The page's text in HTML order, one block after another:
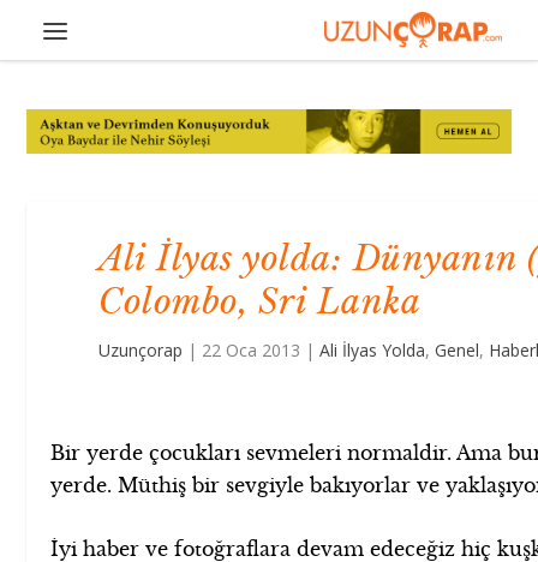
Ali İlyas yolda: Dünyanın
Colombo, Sri Lanka
Uzunçorap | 22 Oca 2013 |Ali İlyas Yolda,Genel,
Bir yerde çocukları sevmeleri normaldir. Ama
yerde. Müthiş bir sevgiyle bakıyorlar ve
İyi haber ve fotoğraflara devam edeceğiz hiç